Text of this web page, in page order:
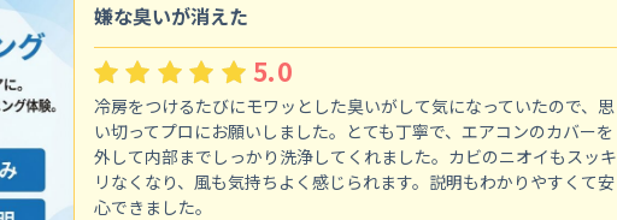
嫌な臭いが消えた
5.0
冷房をつけるたびにモワッとした臭いがして気になっていたので、思
い切ってプロにお願いしました。とても丁寧で、エアコンのカバーを
外して内部までしっかり洗浄してくれました。カビのニオイもスッキ
リなくなり、風も気持ちよく感じられます。説明もわかりやすくて安
心できました。